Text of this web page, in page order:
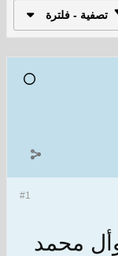
تصفية - فلترة
#1
محمد